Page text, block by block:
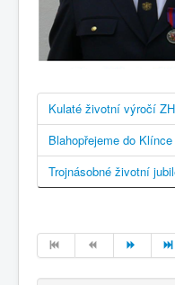
Kulaté životní výročí
Blahopřejeme do
Trojnásobné životní